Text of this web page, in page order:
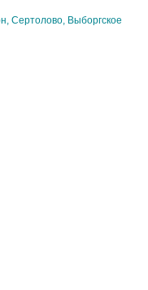
Сертолово, Выборгское